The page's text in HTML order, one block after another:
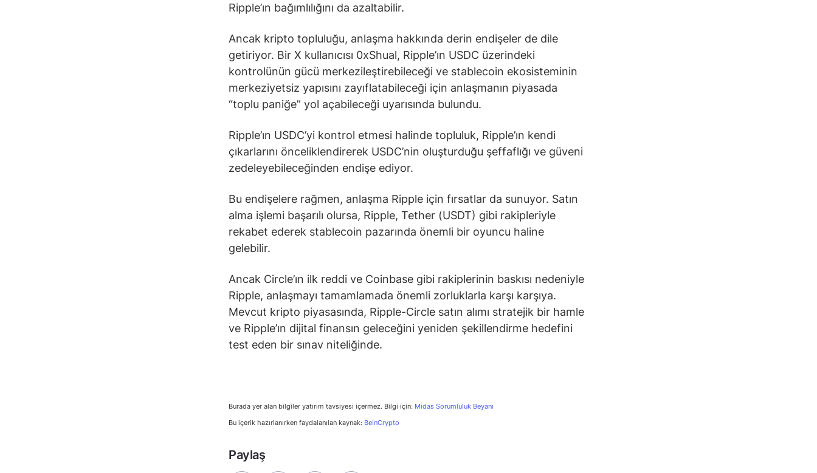
Ripple’ın bağımlılığını da azaltabilir.
Ancak kripto topluluğu, anlaşma hakkında derin endişeler de dile
getiriyor. Bir X kullanıcısı 0xShual, Ripple’ın USDC üzerindeki
kontrolünün gücü merkezileştirebileceği ve stablecoin ekosisteminin
merkeziyetsiz yapısını zayıflatabileceği için anlaşmanın piyasada
“toplu paniğe” yol açabileceği uyarısında bulundu.
Ripple’ın USDC’yi kontrol etmesi halinde topluluk, Ripple’ın kendi
çıkarlarını önceliklendirerek USDC’nin oluşturduğu şeffaflığı ve güveni
zedeleyebileceğinden endişe ediyor.
Bu endişelere rağmen, anlaşma Ripple için fırsatlar da sunuyor. Satın
alma işlemi başarılı olursa, Ripple, Tether (USDT) gibi rakipleriyle
rekabet ederek stablecoin pazarında önemli bir oyuncu haline
gelebilir.
Ancak Circle’ın ilk reddi ve Coinbase gibi rakiplerinin baskısı nedeniyle
Ripple, anlaşmayı tamamlamada önemli zorluklarla karşı karşıya.
Mevcut kripto piyasasında, Ripple-Circle satın alımı stratejik bir hamle
ve Ripple’ın dijital finansın geleceğini yeniden şekillendirme hedefini
test eden bir sınav niteliğinde.
Burada yer alan bilgiler yatırım tavsiyesi içermez. Bilgi için: Midas Sorumluluk Beyanı
Bu içerik hazırlanırken faydalanılan kaynak: BeInCrypto
Paylaş